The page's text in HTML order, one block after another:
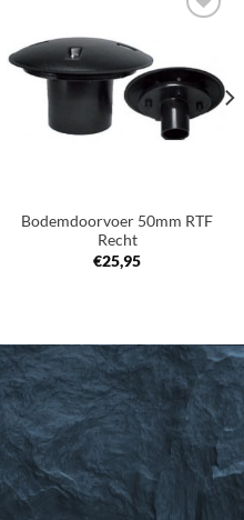
verlanglijst
Bodemdoorvoer 50mm RTF
Recht
€25,95